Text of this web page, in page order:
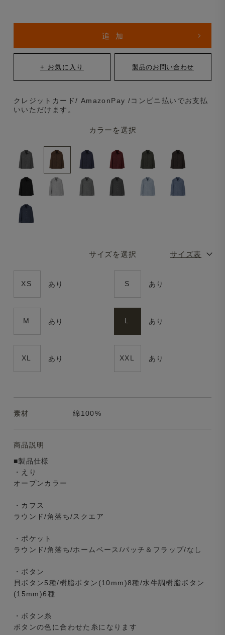
カラーを選択
サイズを選択 サイズ表
XS あり S あり
M あり L あり
XL あり XXL あり
クレジットカード/ AmazonPay /コンビニ払いでお支払
いいただけます。
素材 綿100%
商品説明
■製品仕様
・えり
オープンカラー
・カフス
ラウンド/角落ち/スクエア
・ポケット
ラウンド/角落ち/ホームベース/パッチ＆フラップ/なし
・ボタン
貝ボタン5種/樹脂ボタン(10mm)8種/水牛調樹脂ボタン
(15mm)6種
・ボタン糸
ボタンの色に合わせた糸になります